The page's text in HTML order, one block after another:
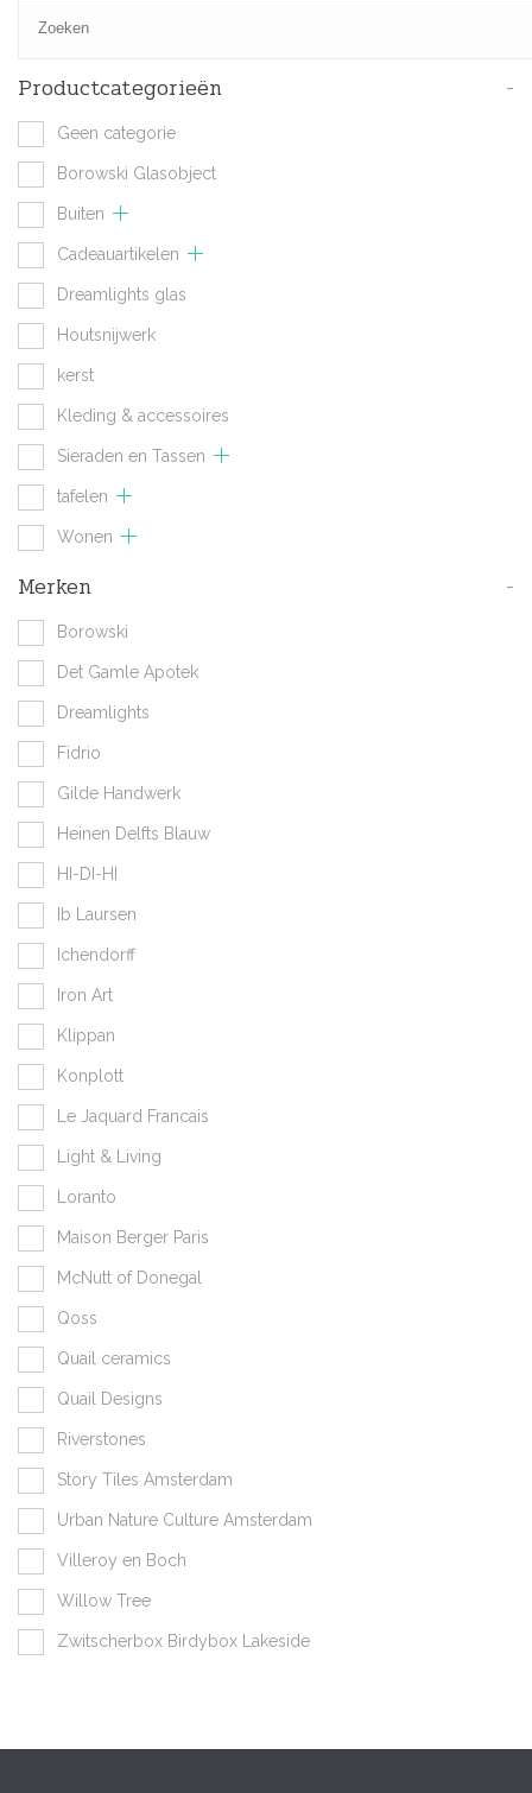
Productcategorieën -
Geen categorie
Borowski Glasobject
Buiten
Cadeauartikelen
Dreamlights glas
Houtsnijwerk
kerst
Kleding & accessoires
Sieraden en Tassen
tafelen
Wonen
Merken -
Borowski
Det Gamle Apotek
Dreamlights
Fidrio
Gilde Handwerk
Heinen Delfts Blauw
HI-DI-HI
Ib Laursen
Ichendorff
Iron Art
Klippan
Konplott
Le Jaquard Francais
Light & Living
Loranto
Maison Berger Paris
McNutt of Donegal
Qoss
Quail ceramics
Quail Designs
Riverstones
Story Tiles Amsterdam
Urban Nature Culture Amsterdam
Villeroy en Boch
Willow Tree
Zwitscherbox Birdybox Lakeside